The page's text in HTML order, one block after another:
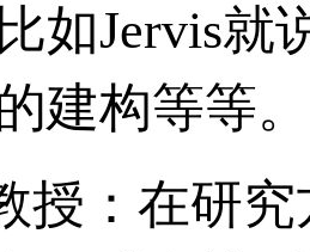
如Jervis就
建构等等
授：在研